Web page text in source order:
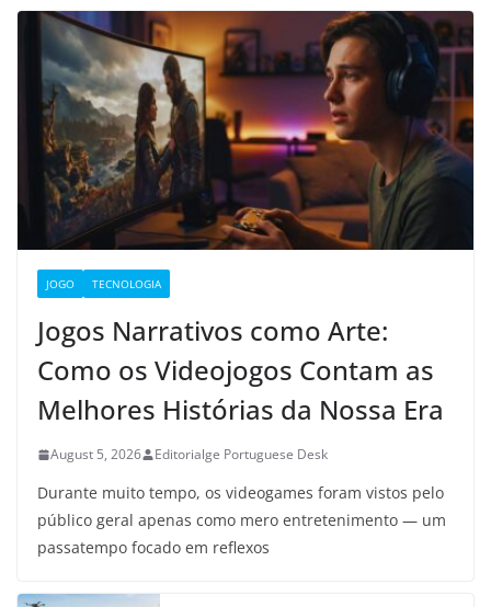
JOGO TECNOLOGIA
Jogos Narrativos como Arte:
Como os Videojogos Contam as
Melhores Histórias da Nossa Era
August 5, 2026 Editorialge Portuguese Desk
Durante muito tempo, os videogames foram vistos pelo
público geral apenas como mero entretenimento — um
passatempo focado em reflexos